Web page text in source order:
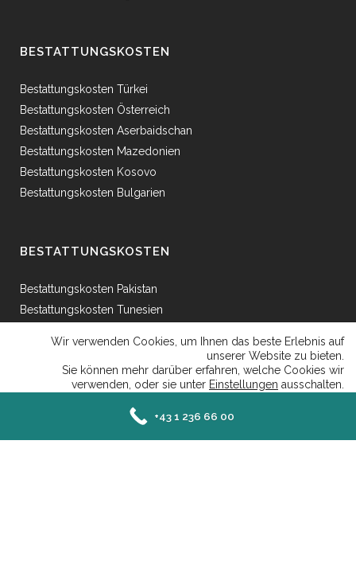
BESTATTUNGSKOSTEN
Bestattungskosten Türkei
Bestattungskosten Österreich
Bestattungskosten Aserbaidschan
Bestattungskosten Mazedonien
Bestattungskosten Kosovo
Bestattungskosten Bulgarien
BESTATTUNGSKOSTEN
Bestattungskosten Pakistan
Bestattungskosten Tunesien
Bestattungskosten Griechenland
Bestattungskosten Bosnien
Bestattungskosten Afganhistan
Wir verwenden Cookies, um Ihnen das beste Erlebnis auf
unserer Website zu bieten.
Sie können mehr darüber erfahren, welche Cookies wir
verwenden, oder sie unter Einstellungen ausschalten.
Ablehnen Einstellungen
+43 1 236 66 00